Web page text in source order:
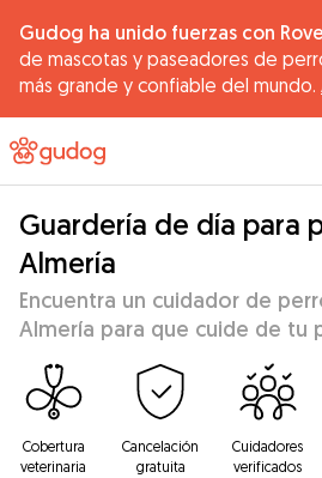
Gudog ha unido fuerzas con
de mascotas y paseadores de
más grande y confiable del mundo.
Guardería de día para
Almería
Encuentra un cuidador de
Almería para que cuide de tu
Cobertura
veterinaria
Cancelación
gratuita
Cuidadores
verificados